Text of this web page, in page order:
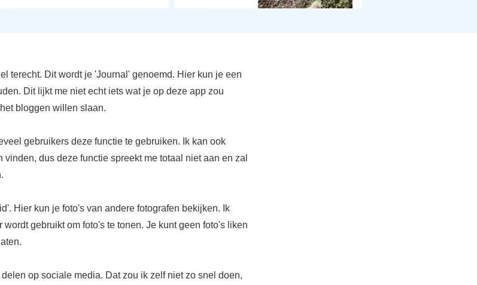
terecht. Dit wordt je 'Journal' genoemd. Hier kun je een
Dit lijkt me niet echt iets wat je op deze app zou
bloggen willen slaan.
gebruikers deze functie te gebruiken. Ik kan ook
dus deze functie spreekt me totaal niet aan en zal
Hier kun je foto's van andere fotografen bekijken. Ik
gebruikt om foto's te tonen. Je kunt geen foto's liken
op sociale media. Dat zou ik zelf niet zo snel doen,